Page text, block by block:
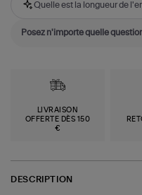
Quelle est la longueur de
LIVRAISON
OFFERTE DÈS 150
€
DESCRIPTION